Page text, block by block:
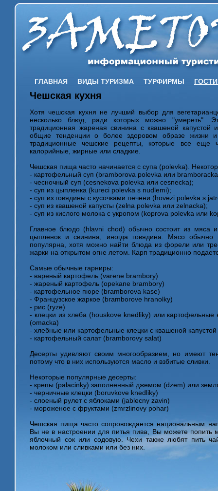
ГЛАВНАЯ ВИДЫ ТУРИЗМА ТУРФИРМЫ
Чешская кухня
Хотя чешская кухня не лучший выбор для
несколько блюд, ради которых можно "умереть".
традиционная жареная свинина с квашеной капустой
общие тенденции о более здоровом образе жизни
традиционные чешские рецепты, которые все еще
калорийные, жирные или сладкие.
Чешская пища часто начинается с супа (polevka).
- картофельный суп (bramborova polevka или
- чесночный суп (cesnekova polevka или cesnecka);
- суп из цыпленка (kureci polevka s nudlemi);
- суп из говядины с кусочками печени (hovezi polevka s
- суп из квашеной капусты (zelna polevka или zelnacka);
- суп из кислого молока с укропом (koprova polevka или
Главное блюдо (hlavni chod) обычно состоит из мяса
цыпленок и свинина, иногда говядина. Мясо
популярна, хотя можно найти блюда из форели или
жарки на открытом огне летом. Карп традиционно
Самые обычные гарниры:
- вареный картофель (varene brambory)
- жареный картофель (opekane brambory)
- картофельное пюре (bramborova kase)
- Французское жаркое (bramborove hranolky)
- рис (ryze)
- клецки из хлеба (houskove knedliky) или
(omacka)
- хлебные или картофельные клецки с квашеной
- картофельный салат (bramborovy salat)
Десерты удивляют своим многообразием, но имеют
потому что в них используются масло и взбитые сливки.
Некоторые популярные десерты:
- крепы (palacinky) заполненный джемом (dzem) или
- черничные клецки (boruvkove knedliky)
- слоеный рулет с яблоками (jablecny zavin)
- мороженое с фруктами (zmrzlinovy pohar)
Чешская пища часто сопровождается национальным
Вы не в настроении для питья пива, Вы можете попить
яблочный сок или содовую. Чехи также любят пить
молоком или сливками или без них.